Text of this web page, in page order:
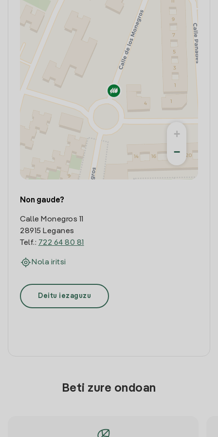
+
−
Non gaude?
Calle Monegros 11
28915 Leganes
Telf.: 722 64 80 81
Nola iritsi
Deitu iezaguzu
Beti zure ondoan